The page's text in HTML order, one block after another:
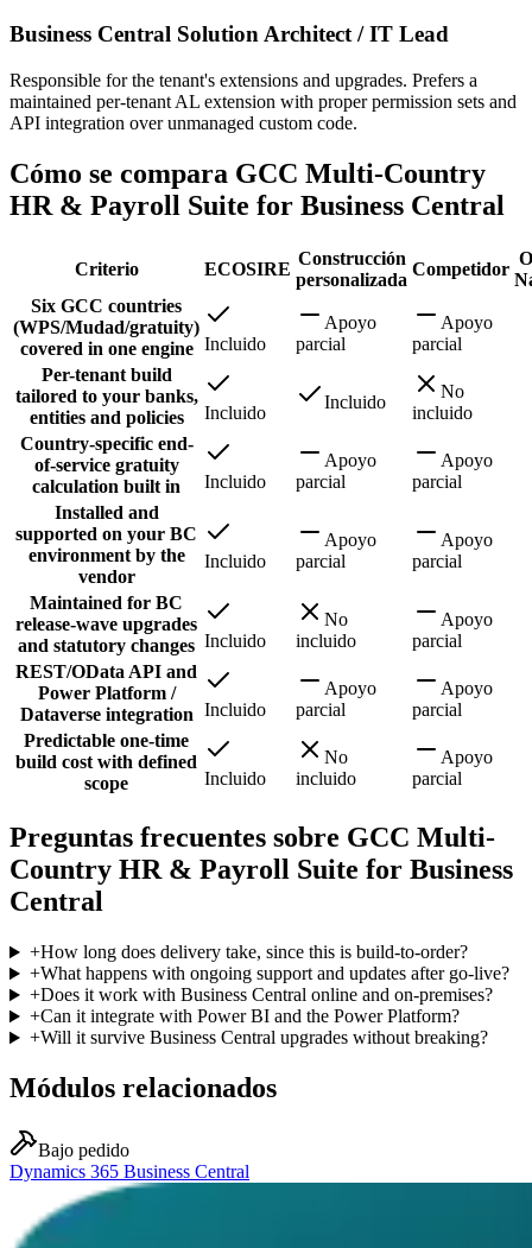
Business Central Solution Architect / IT Lead
Responsible for the tenant's extensions and upgrades. Prefers a
maintained per-tenant AL extension with proper permission sets and
API integration over unmanaged custom code.
Cómo se compara GCC Multi-Country
HR & Payroll Suite for Business Central
Criterio ECOSIRE
Construcción
personalizada
Competidor
Six GCC countries
(WPS/Mudad/gratuity)
covered in one engine Incluido
Apoyo
parcial
Apoyo
parcial
Per-tenant build
tailored to your banks,
entities and policies
Incluido
Incluido
No
incluido
Country-specific end-
of-service gratuity
calculation built in
Incluido
Apoyo
parcial
Apoyo
parcial
Installed and
supported on your BC
environment by the
vendor
Incluido
Apoyo
parcial
Apoyo
parcial
Maintained for BC
release-wave upgrades
and statutory changes Incluido
No
incluido
Apoyo
parcial
REST/OData API and
Power Platform /
Dataverse integration Incluido
Apoyo
parcial
Apoyo
parcial
Predictable one-time
build cost with defined
scope
Incluido
No
incluido
Apoyo
parcial
Preguntas frecuentes sobre GCC Multi-
Country HR & Payroll Suite for Business
Central
+How long does delivery take, since this is build-to-order?
+What happens with ongoing support and updates after go-live?
+Does it work with Business Central online and on-premises?
+Can it integrate with Power BI and the Power Platform?
+Will it survive Business Central upgrades without breaking?
Módulos relacionados
Bajo pedido
Dynamics 365 Business Central